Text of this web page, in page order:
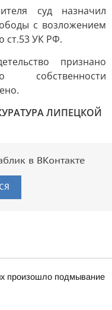
суд назначил
с возложением
ст.53 УК РФ.
признано
собственности
ЛИПЕЦКОЙ
в ВКонтакте
произошло подмывание